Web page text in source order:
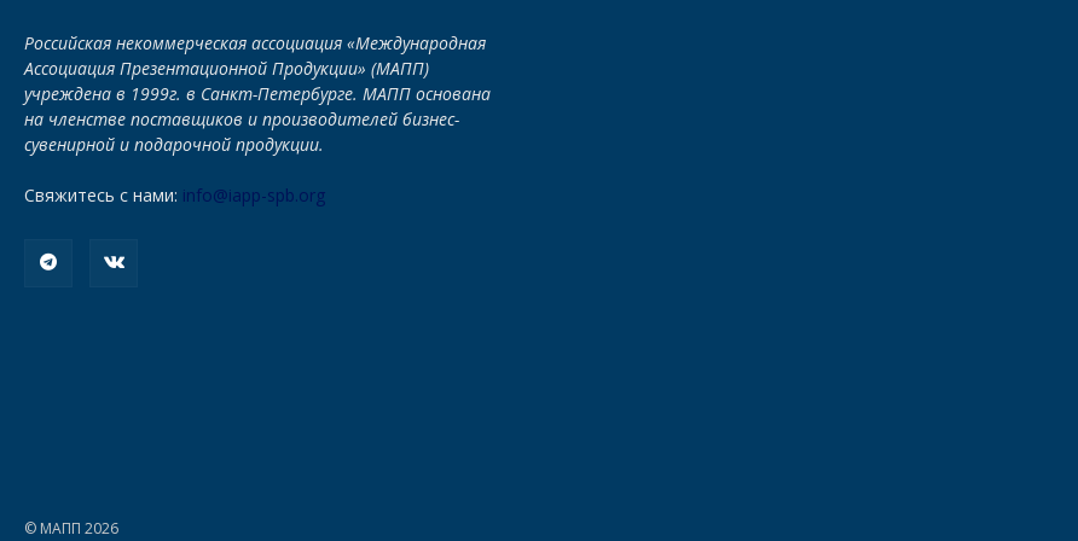
Российская некоммерческая ассоциация «Международная
Ассоциация Презентационной Продукции» (МАПП)
учреждена в 1999г. в Санкт-Петербурге. МАПП основана
на членстве поставщиков и производителей бизнес-
сувенирной и подарочной продукции.
Свяжитесь с нами: info@iapp-spb.org
© МАПП 2026